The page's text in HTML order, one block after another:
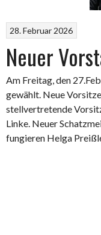
28. Februar 2026
Neuer
Am Freitag, den
gewählt. Neue
stellvertretende
Linke. Neuer
fungieren Helga